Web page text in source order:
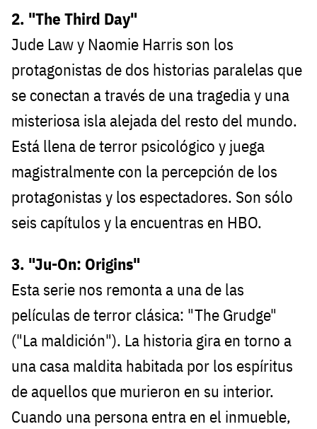
2. "The Third Day"
Jude Law y Naomie Harris son los
protagonistas de dos historias paralelas que
se conectan a través de una tragedia y una
misteriosa isla alejada del resto del mundo.
Está llena de terror psicológico y juega
magistralmente con la percepción de los
protagonistas y los espectadores. Son sólo
seis capítulos y la encuentras en HBO.
3. "Ju-On: Origins"
Esta serie nos remonta a una de las
películas de terror clásica: "The Grudge"
("La maldición"). La historia gira en torno a
una casa maldita habitada por los espíritus
de aquellos que murieron en su interior.
Cuando una persona entra en el inmueble,